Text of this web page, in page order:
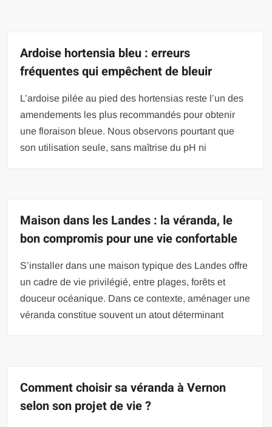
Ardoise hortensia bleu : erreurs
fréquentes qui empêchent de bleuir
L’ardoise pilée au pied des hortensias reste l’un des
amendements les plus recommandés pour obtenir
une floraison bleue. Nous observons pourtant que
son utilisation seule, sans maîtrise du pH ni
Maison dans les Landes : la véranda, le
bon compromis pour une vie confortable
S’installer dans une maison typique des Landes offre
un cadre de vie privilégié, entre plages, forêts et
douceur océanique. Dans ce contexte, aménager une
véranda constitue souvent un atout déterminant
Comment choisir sa véranda à Vernon
selon son projet de vie ?